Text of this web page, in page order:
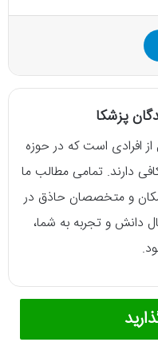
پزشکا
افرادی است که در حوزه
دارند. تمامی مطالب ما
و متخصصان حاذق در
دانش و تجربه به شما،